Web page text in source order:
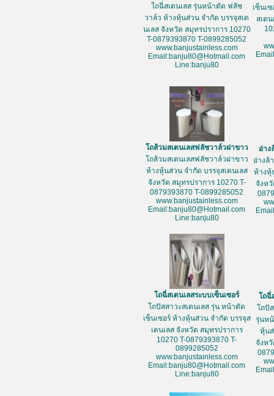
โถฉี่สเตนเลส รุ่นหน้าตัด ฟลัช
วาล์ว ห้างหุ้นส่วน จำกัด บรรจุสเต
นเลส จังหวัด สมุทรปราการ 10270
T-0879393870 T-0899285052
www.banjustainless.com
Email:banju80@Hotmail.com
Line:banju80
เซ็นเ
สเต
โถส้วมสเตนเลสฟลัชวาล์วฝาขาว
โถส้วมสเตนเลสฟลัชวาล์วฝาขาว
ห้างหุ้นส่วน จำกัด บรรจุสเตนเลส
จังหวัด สมุทรปราการ 10270 T-
0879393870 T-0899285052
www.banjustainless.com
Email:banju80@Hotmail.com
Line:banju80
อ่าง
อ่างล้
ห้างหุ้
จังห
โถฉี่สเตนเลสระบบเซ็นเซอร์
โถปัสสาวะสเตนเลส รุ่น หน้าตัด
เซ็นเซอร์ ห้างหุ้นส่วน จำกัด บรรจุส
เตนเลส จังหวัด สมุทรปราการ
10270 T-0879393870 T-
0899285052
www.banjustainless.com
Email:banju80@Hotmail.com
Line:banju80
โถฉี่
โถปั
รุ่นห
หุ้น
จังห